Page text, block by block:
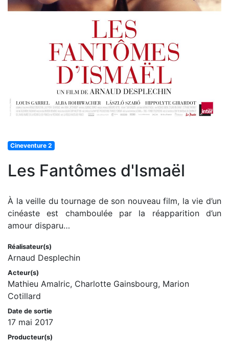
Cineventure 2
Les Fantômes d'Ismaël
À la veille du tournage de son nouveau film, la vie d’un
cinéaste est chamboulée par la réapparition d’un
amour disparu…
Réalisateur(s)
Arnaud Desplechin
Acteur(s)
Mathieu Amalric, Charlotte Gainsbourg, Marion
Cotillard
Date de sortie
17 mai 2017
Producteur(s)